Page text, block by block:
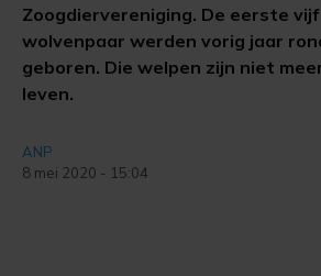
Zoogdiervereniging. De eerste
wolvenpaar werden vorig jaar
geboren. Die welpen zijn niet
leven.
ANP
8 mei 2020 - 15:04